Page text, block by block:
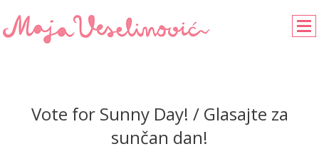
Vote for Sunny Day! / Glasajte za
sunčan dan!